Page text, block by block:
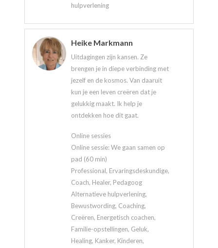
hulpverlening
Heike Markmann
Uitdagingen zijn kansen. Ze
brengen je in diepe verbinding met
jezelf en de kosmos. Van daaruit
kun je een leven creëren dat je
gelukkig maakt. Ik help je
ontdekken hoe dit gaat.
Online sessies
Online sessie: We gaan samen op
pad (60 min)
Professional, Ervaringsdeskundige,
Coach, Healer, Pedagoog
Alternatieve hulpverlening,
Bewustwording, Coaching,
Creëren, Energetisch coachen,
Familie-opstellingen, Geluk,
Healing, Kanker, Kinderen,